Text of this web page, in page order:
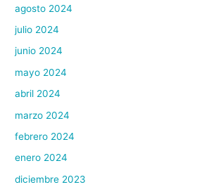
agosto 2024
julio 2024
junio 2024
mayo 2024
abril 2024
marzo 2024
febrero 2024
enero 2024
diciembre 2023